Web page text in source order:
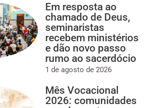
Em resposta ao
chamado de Deus,
seminaristas
recebem ministérios
e dão novo passo
rumo ao sacerdócio
1 de agosto de 2026
Mês Vocacional
2026: comunidades